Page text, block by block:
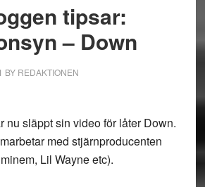
tipsar:
– Down
BY REDAKTIONEN
nu släppt sin video för låter Down.
med stjärnproducenten
Lil Wayne etc).